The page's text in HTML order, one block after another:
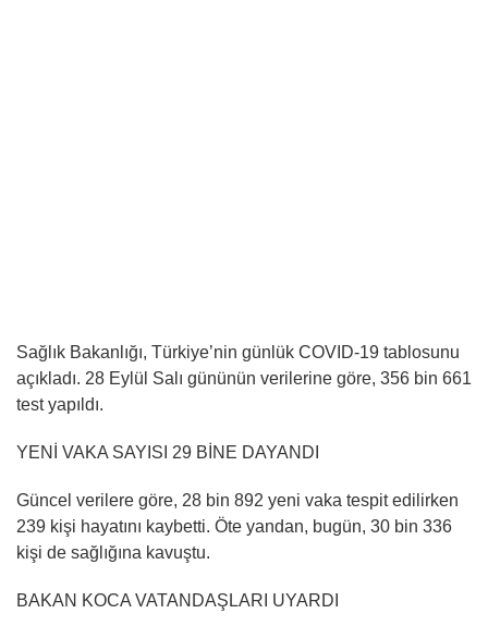
Sağlık Bakanlığı, Türkiye’nin günlük COVID-19 tablosunu
açıkladı. 28 Eylül Salı gününün verilerine göre, 356 bin 661
test yapıldı.
YENİ VAKA SAYISI 29 BİNE DAYANDI
Güncel verilere göre, 28 bin 892 yeni vaka tespit edilirken
239 kişi hayatını kaybetti. Öte yandan, bugün, 30 bin 336
kişi de sağlığına kavuştu.
BAKAN KOCA VATANDAŞLARI UYARDI